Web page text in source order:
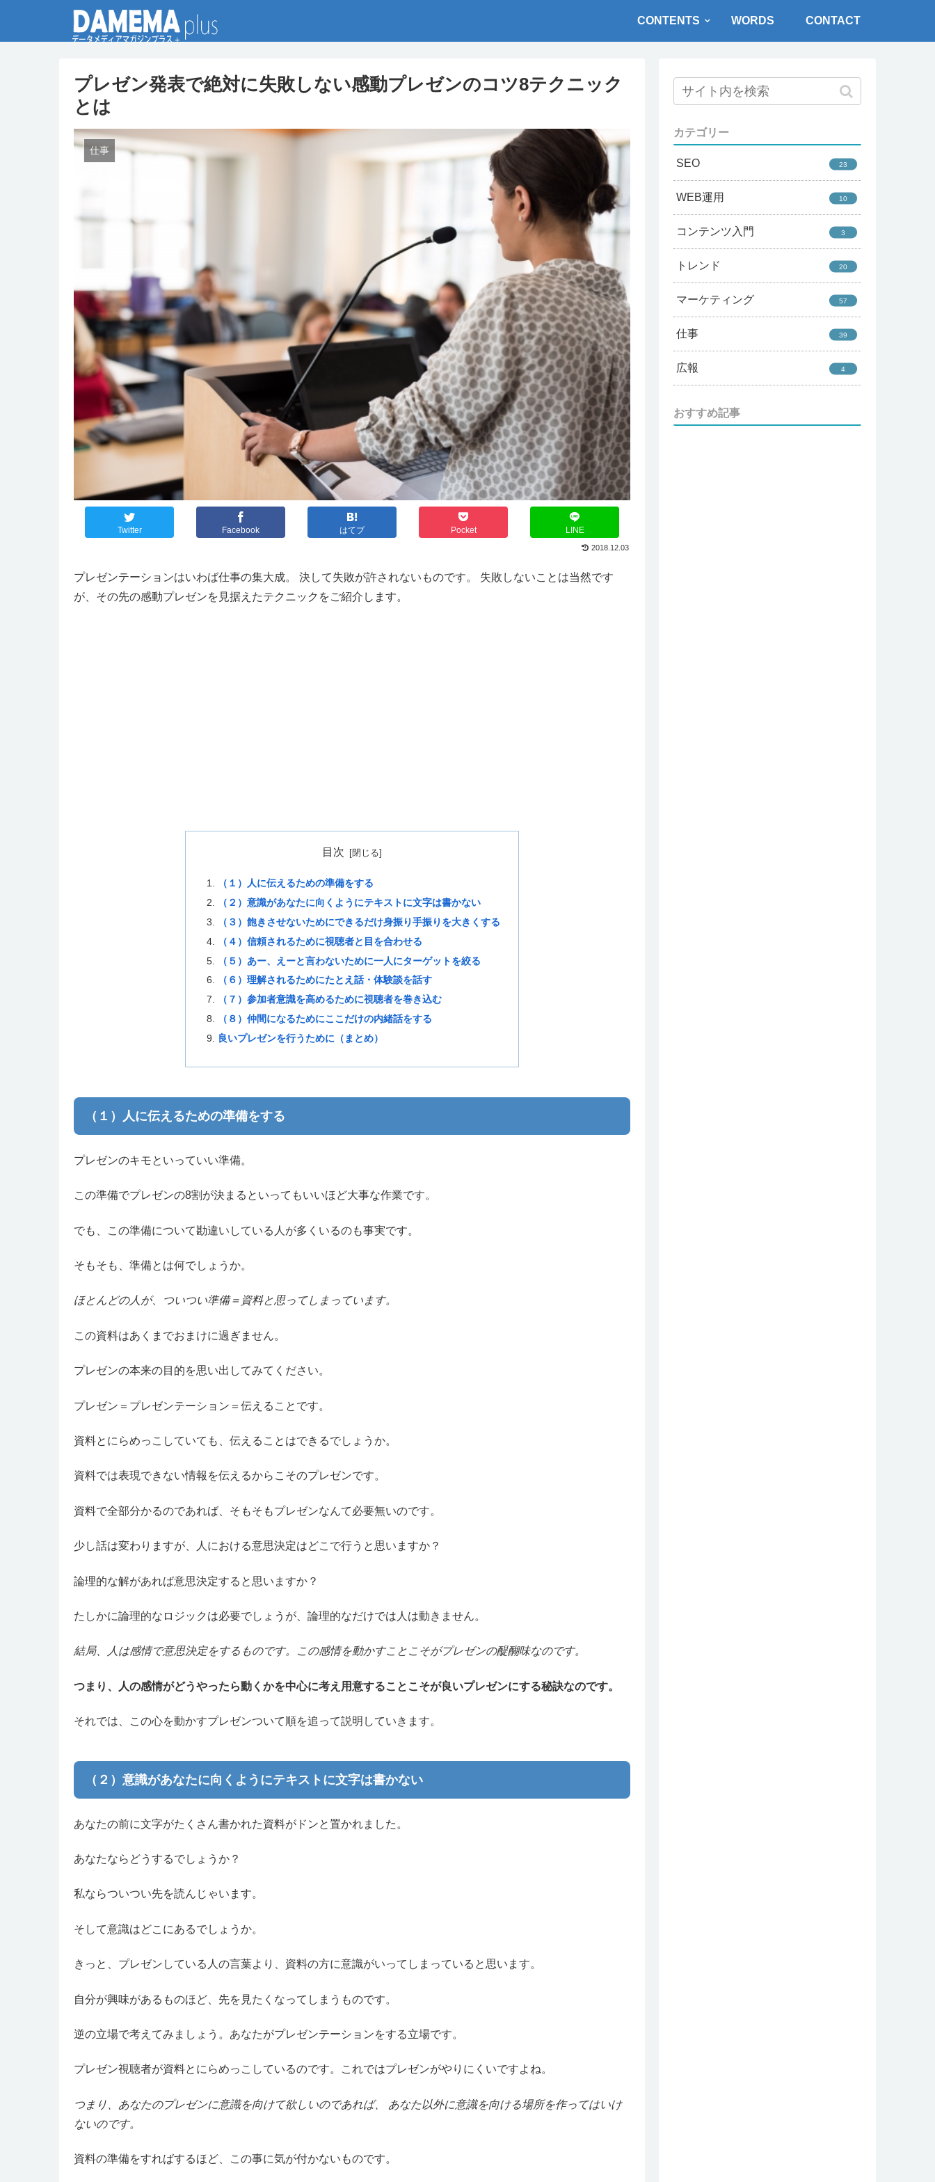
CONTENTS WORDS CONTACT
プレゼン発表で絶対に失敗しない感動プレゼンのコツ8テクニック
とは
仕事
Twitter Facebook はてブ Pocket LINE
2018.12.03
プレゼンテーションはいわば仕事の集大成。 決して失敗が許されないものです。 失敗しないことは当然です
が、その先の感動プレゼンを見据えたテクニックをご紹介します。
目次
（１）人に伝えるための準備をする
（２）意識があなたに向くようにテキストに文字は書かない
（３）飽きさせないためにできるだけ身振り手振りを大きくする
（４）信頼されるために視聴者と目を合わせる
（５）あー、えーと言わないために一人にターゲットを絞る
（６）理解されるためにたとえ話・体験談を話す
（７）参加者意識を高めるために視聴者を巻き込む
（８）仲間になるためにここだけの内緒話をする
良いプレゼンを行うために（まとめ）
（１）人に伝えるための準備をする
プレゼンのキモといっていい準備。
この準備でプレゼンの8割が決まるといってもいいほど大事な作業です。
でも、この準備について勘違いしている人が多くいるのも事実です。
そもそも、準備とは何でしょうか。
ほとんどの人が、ついつい準備＝資料と思ってしまっています。
この資料はあくまでおまけに過ぎません。
プレゼンの本来の目的を思い出してみてください。
プレゼン＝プレゼンテーション＝伝えることです。
資料とにらめっこしていても、伝えることはできるでしょうか。
資料では表現できない情報を伝えるからこそのプレゼンです。
資料で全部分かるのであれば、そもそもプレゼンなんて必要無いのです。
少し話は変わりますが、人における意思決定はどこで行うと思いますか？
論理的な解があれば意思決定すると思いますか？
たしかに論理的なロジックは必要でしょうが、論理的なだけでは人は動きません。
結局、人は感情で意思決定をするものです。この感情を動かすことこそがプレゼンの醍醐味なのです。
つまり、人の感情がどうやったら動くかを中心に考え用意することこそが良いプレゼンにする秘訣なのです。
それでは、この心を動かすプレゼンついて順を追って説明していきます。
（２）意識があなたに向くようにテキストに文字は書かない
あなたの前に文字がたくさん書かれた資料がドンと置かれました。
あなたならどうするでしょうか？
私ならついつい先を読んじゃいます。
そして意識はどこにあるでしょうか。
きっと、プレゼンしている人の言葉より、資料の方に意識がいってしまっていると思います。
自分が興味があるものほど、先を見たくなってしまうものです。
逆の立場で考えてみましょう。あなたがプレゼンテーションをする立場です。
プレゼン視聴者が資料とにらめっこしているのです。これではプレゼンがやりにくいですよね。
つまり、あなたのプレゼンに意識を向けて欲しいのであれば、 あなた以外に意識を向ける場所を作ってはいけ
ないのです。
資料の準備をすればするほど、この事に気が付かないものです。
カテゴリー
SEO 23
WEB運用 10
コンテンツ入門 3
トレンド 20
マーケティング 57
仕事 39
広報 4
おすすめ記事